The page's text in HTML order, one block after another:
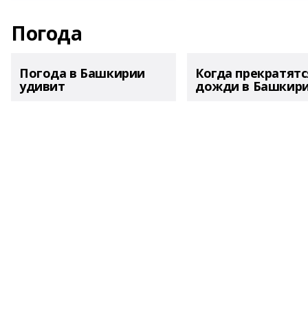
Погода
Погода в Башкирии
удивит
Когда
дожди в